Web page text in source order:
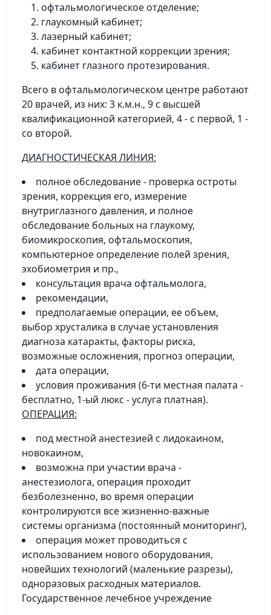
офтальмологическое отделение;
глаукомный кабинет;
лазерный кабинет;
кабинет контактной коррекции зрения;
кабинет глазного протезирования.
Всего в офтальмологическом центре работают
20 врачей, из них: 3 к.м.н., 9 с высшей
квалификационной категорией, 4 - с первой, 1 -
со второй.
ДИАГНОСТИЧЕСКАЯ ЛИНИЯ:
полное обследование - проверка остроты
зрения, коррекция его, измерение
внутриглазного давления, и полное
обследование больных на глаукому,
биомикроскопия, офтальмоскопия,
компьютерное определение полей зрения,
эхобиометрия и пр.,
консультация врача офтальмолога,
рекомендации,
предполагаемые операции, ее объем,
выбор хрусталика в случае установления
диагноза катаракты, факторы риска,
возможные осложнения, прогноз операции,
дата операции,
условия проживания (6-ти местная палата -
бесплатно, 1-ый люкс - услуга платная).
ОПЕРАЦИЯ:
под местной анестезией с лидокаином,
новокаином,
возможна при участии врача -
анестезиолога, операция проходит
безболезненно, во время операции
контролируются все жизненно-важные
системы организма (постоянный мониторинг),
операция может проводиться с
использованием нового оборудования,
новейших технологий (маленькие разрезы),
одноразовых расходных материалов.
Государственное лечебное учреждение